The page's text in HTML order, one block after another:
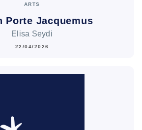
ARTS
Porte Jacquemus
Elisa Seydi
22/04/2026